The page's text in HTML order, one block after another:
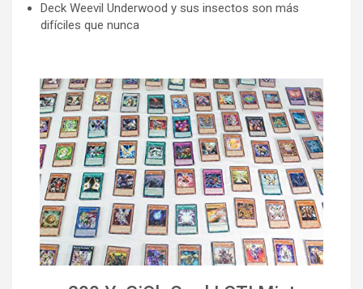
Deck Weevil Underwood y sus insectos son más
difíciles que nunca